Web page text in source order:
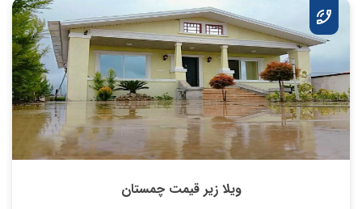
ویلا زیر قیمت چمستان